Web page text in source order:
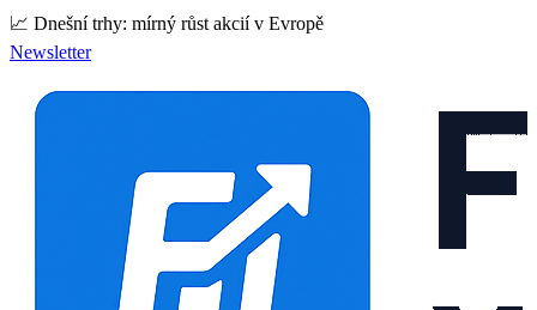
📈 Dnešní trhy: mírný růst akcií v Evropě
Newsletter